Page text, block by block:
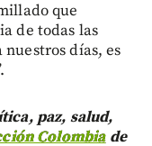
que
de todas las
días, es
paz, salud,
Colombiade